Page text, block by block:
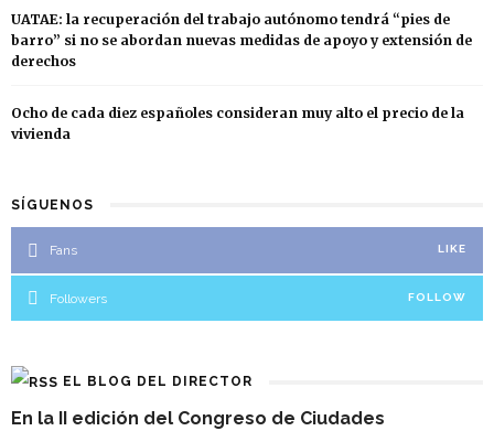
UATAE: la recuperación del trabajo autónomo tendrá “pies de
barro” si no se abordan nuevas medidas de apoyo y extensión de
derechos
Ocho de cada diez españoles consideran muy alto el precio de la
vivienda
SÍGUENOS
Fans LIKE
Followers FOLLOW
EL BLOG DEL DIRECTOR
En la II edición del Congreso de Ciudades